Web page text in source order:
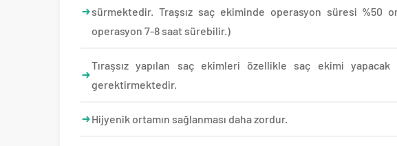
sürmektedir. Traşsız saç ekiminde operasyon süresi %50
operasyon 7-8 saat sürebilir.)
Tıraşsız yapılan saç ekimleri özellikle saç ekimi
gerektirmektedir.
Hijyenik ortamın sağlanması daha zordur.